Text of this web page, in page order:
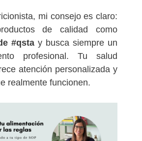
mi consejo es claro:
de calidad como
#qsta y busca siempre un
profesional. Tu salud
atención personalizada y
realmente funcionen.